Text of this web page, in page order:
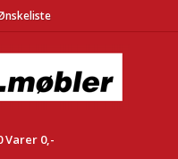
Varer 0,-